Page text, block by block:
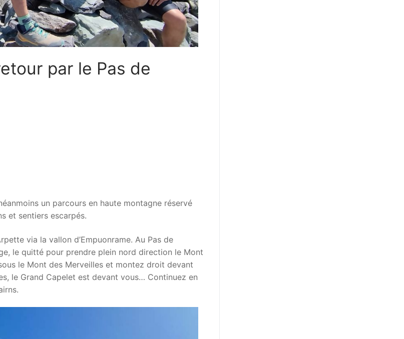
par le Pas de
un parcours en haute montagne réservé
et sentiers escarpés.
via la vallon d’Empuonrame. Au Pas de
le quitté pour prendre plein nord direction le Mont
le Mont des Merveilles et montez droit devant
le Grand Capelet est devant vous… Continuez en